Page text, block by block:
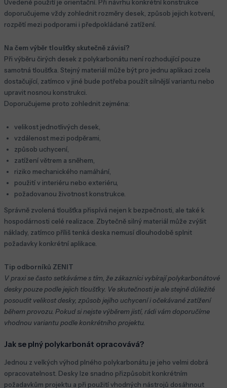
Uvedené použití je orientační. Při návrhu konkrétní konstrukce
doporučujeme vždy zohlednit rozměry desek, způsob jejich kotvení,
rozpětí mezi podporami i předpokládané zatížení.
Na čem výběr tloušťky skutečně závisí?
Při výběru čirých desek z polykarbonátu není rozhodující pouze
samotná tloušťka. Stejný materiál může být pro jednu aplikaci zcela
dostačující, zatímco v jiné bude potřeba použít silnější variantu nebo
upravit nosnou konstrukci.
Doporučujeme proto zohlednit zejména:
velikost jednotlivých desek,
vzdálenost mezi podpěrami,
způsob uchycení,
zatížení větrem a sněhem,
riziko mechanického namáhání,
použití v interiéru nebo exteriéru,
požadovanou životnost konstrukce.
Správně zvolená tloušťka přispívá nejen k bezpečnosti, ale také k
hospodárnosti celé realizace. Zbytečně silný materiál může zvýšit
náklady, zatímco příliš tenká deska nemusí dlouhodobě splnit
požadavky konkrétní aplikace.
Tip odborníků ZENIT
V praxi se často setkáváme s tím, že zákazníci vybírají polykarbonátové
desky pouze podle jejich tloušťky. Ve skutečnosti je ale stejně důležité
posoudit velikost desky, způsob jejího uchycení i očekávané zatížení
během provozu. Pokud si nejste výběrem jistí, rádi vám doporučíme
vhodnou variantu podle konkrétního projektu.
Jak se plný polykarbonát opracovává?
Jednou z velkých výhod plného polykarbonátu je jeho velmi dobrá
opracovatelnost. Desky lze snadno přizpůsobit konkrétním
požadavkům projektu a při použití vhodných nástrojů dosáhnout